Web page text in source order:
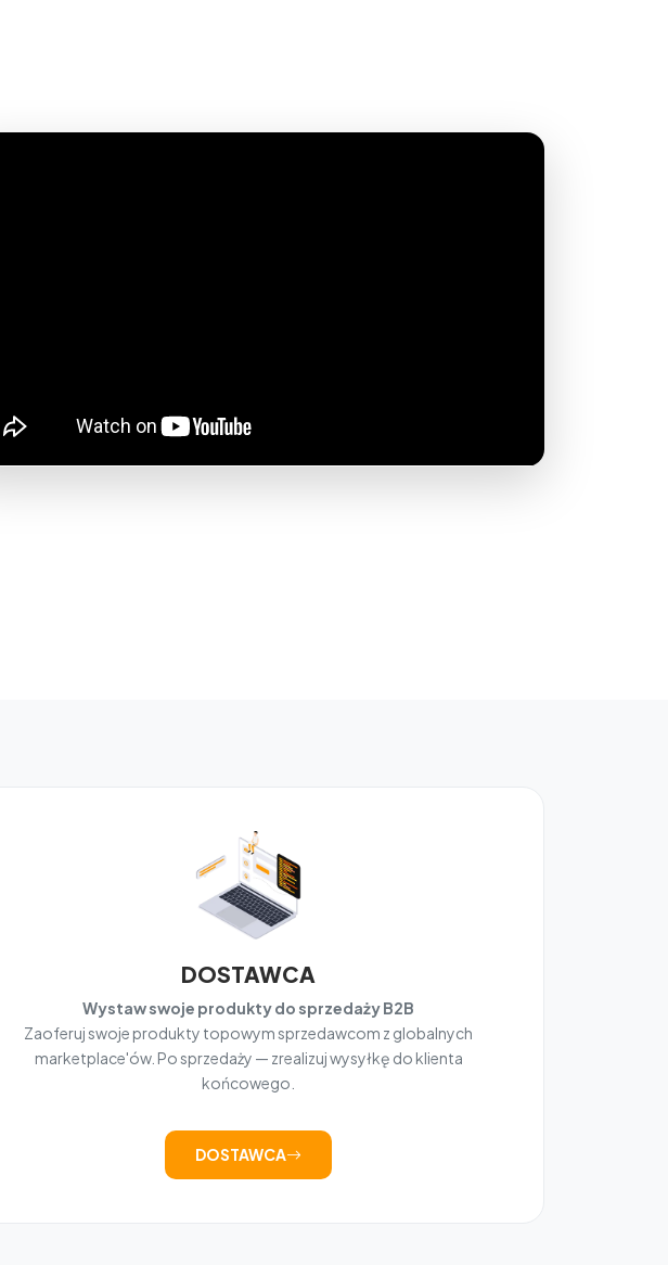
DOSTAWCA
Wystaw swoje produkty do sprzedaży B2B
Zaoferuj swoje produkty topowym sprzedawcom z globalnych
marketplace'ów. Po sprzedaży — zrealizuj wysyłkę do klienta
końcowego.
DOSTAWCA